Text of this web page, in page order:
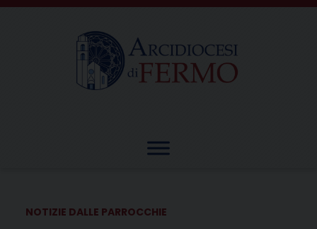
Skip
NOTIZIE DALLE PARROCCHIE